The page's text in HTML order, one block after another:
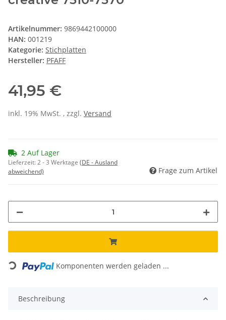
Artikelnummer: 9869442100000
HAN: 001219
Kategorie: Stichplatten
Hersteller: PFAFF
41,95 €
inkl. 19% MwSt. , zzgl. Versand
2 Auf Lager
Lieferzeit:2 - 3 Werktage (DE - Ausland
abweichend)
Frage zum Artikel
Loading... Komponenten werden geladen ...
Beschreibung